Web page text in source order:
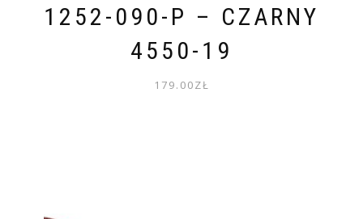
1252-090-P – CZARNY
4550-19
179.00ZŁ